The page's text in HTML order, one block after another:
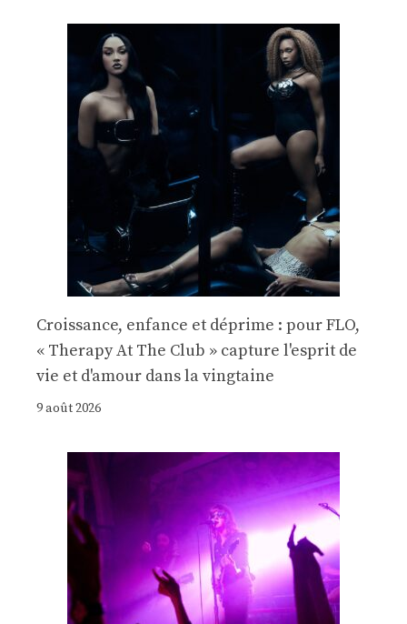
Croissance, enfance et déprime : pour FLO,
« Therapy At The Club » capture l'esprit de
vie et d'amour dans la vingtaine
9 août 2026